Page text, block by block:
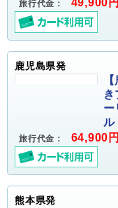
旅行代金： 49,900
鹿児島県発
ー
ル
旅行代金： 64,900
熊本県発